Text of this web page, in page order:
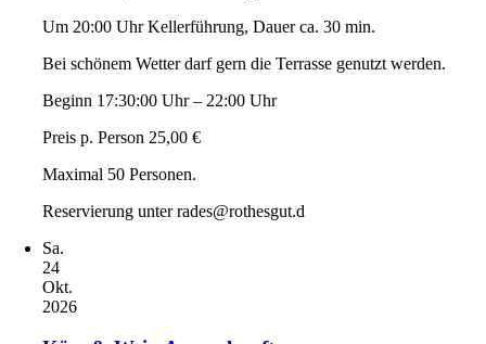
Um 20:00 Uhr Kellerführung, Dauer ca. 30 min.
Bei schönem Wetter darf gern die Terrasse genutzt werden.
Beginn 17:30:00 Uhr – 22:00 Uhr
Preis p. Person 25,00 €
Maximal 50 Personen.
Reservierung unter rades@rothesgut.d
Sa.
24
Okt.
2026